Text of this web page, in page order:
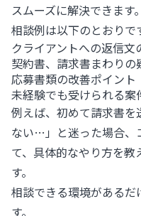
スムーズに解決できます。
相談例は以下のとおりで
クライアントへの返信文
契約書、請求書まわりの
応募書類の改善ポイント
未経験でも受けられる案
例えば、初めて請求書
ない…」と迷った場合、
て、具体的なやり方を教
す。
相談できる環境があるだ
す。